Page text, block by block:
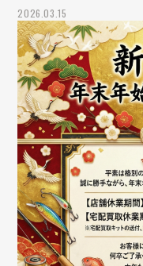
2026.03.15